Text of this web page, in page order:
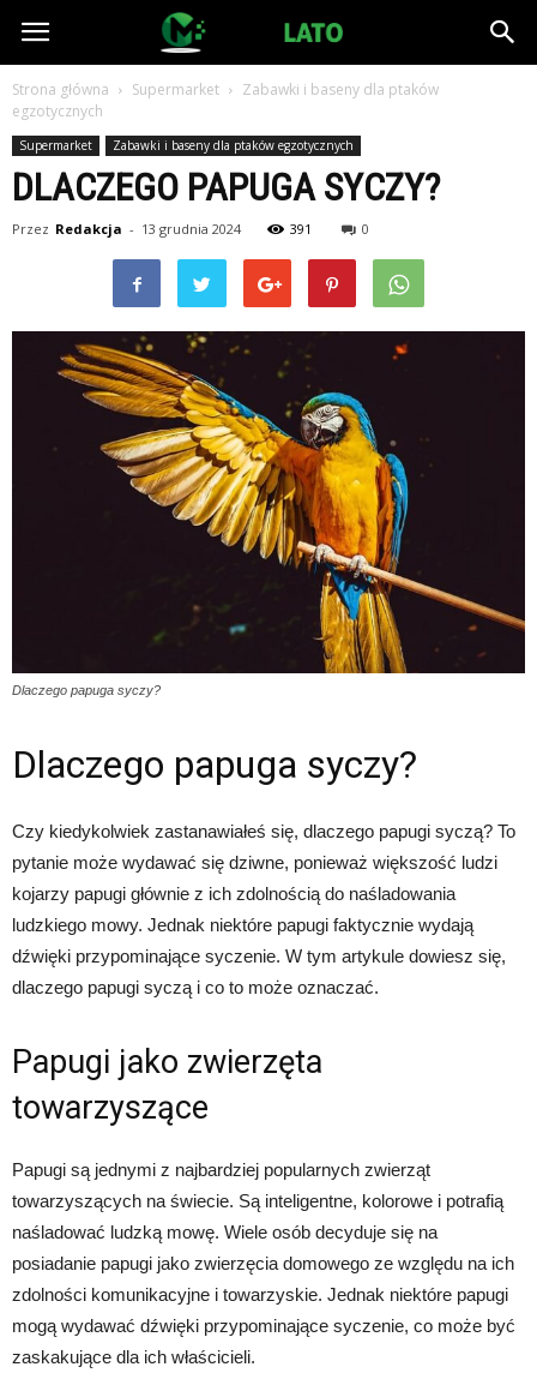
ModeLato.pl
Strona główna Supermarket
Zabawki i baseny dla ptaków
egzotycznych
Supermarket Zabawki i baseny dla ptaków egzotycznych
DLACZEGO PAPUGA SYCZY?
Przez Redakcja - 13 grudnia 2024 391 0
Dlaczego papuga syczy?
Dlaczego papuga syczy?
Czy kiedykolwiek zastanawiałeś się, dlaczego papugi syczą? To
pytanie może wydawać się dziwne, ponieważ większość ludzi
kojarzy papugi głównie z ich zdolnością do naśladowania
ludzkiego mowy. Jednak niektóre papugi faktycznie wydają
dźwięki przypominające syczenie. W tym artykule dowiesz się,
dlaczego papugi syczą i co to może oznaczać.
Papugi jako zwierzęta
towarzyszące
Papugi są jednymi z najbardziej popularnych zwierząt
towarzyszących na świecie. Są inteligentne, kolorowe i potrafią
naśladować ludzką mowę. Wiele osób decyduje się na
posiadanie papugi jako zwierzęcia domowego ze względu na ich
zdolności komunikacyjne i towarzyskie. Jednak niektóre papugi
mogą wydawać dźwięki przypominające syczenie, co może być
zaskakujące dla ich właścicieli.